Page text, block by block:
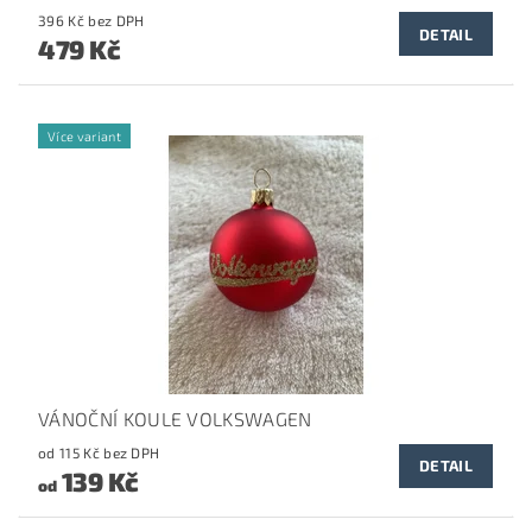
396 Kč bez DPH
479 Kč DETAIL
Více variant
VÁNOČNÍ KOULE VOLKSWAGEN
od 115 Kč bez DPH
od139 Kč DETAIL